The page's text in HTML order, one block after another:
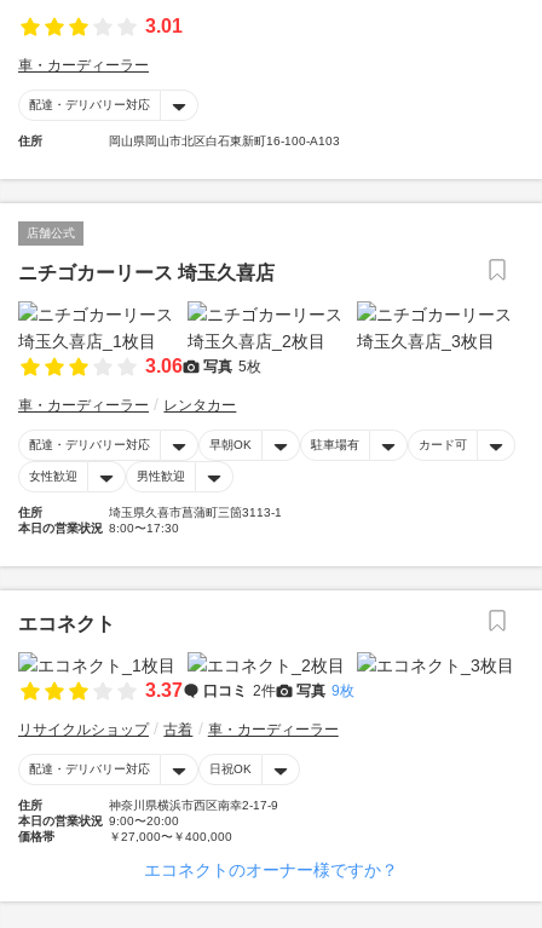
3.01
車・カーディーラー
配達・デリバリー対応
住所 岡山県岡山市北区白石東新町16-100-A103
店舗公式
ニチゴカーリース 埼玉久喜店
3.06 写真 5枚
車・カーディーラー レンタカー
配達・デリバリー対応 早朝OK 駐車場有 カード可
女性歓迎 男性歓迎
住所
埼玉県久喜市菖蒲町三箇3113-1
本日の営業状況 8:00〜17:30
エコネクト
3.37 口コミ 2件 写真 9枚
リサイクルショップ 古着 車・カーディーラー
配達・デリバリー対応 日祝OK
住所
神奈川県横浜市西区南幸2-17-9
本日の営業状況 9:00〜20:00
価格帯
￥27,000〜￥400,000
エコネクトのオーナー様ですか？